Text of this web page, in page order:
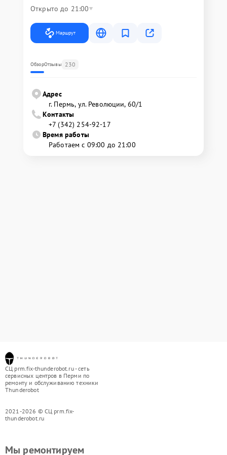
Открыто до 21:00
Маршрут
ОбзорОтзывы 230
Адрес
г. Пермь, ул. ​Революции, 60/1
Контакты
+7 (342) 254-92-17
Время работы
Работаем с 09:00 до 21:00
СЦ prm.fix-thunderobot.ru - сеть
сервисных центров в Перми по
ремонту и обслуживанию техники
Thunderobot
2021-2026 © СЦ prm.fix-
thunderobot.ru
Мы ремонтируем